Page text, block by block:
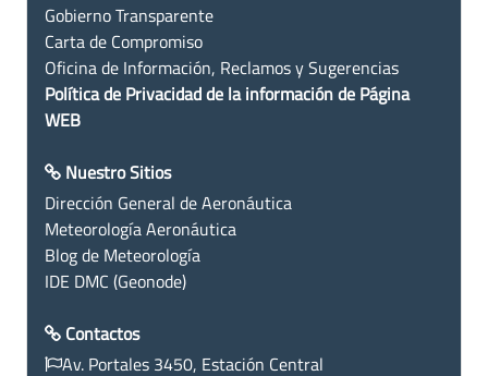
Gobierno Transparente
Carta de Compromiso
Oficina de Información, Reclamos y Sugerencias
Política de Privacidad de la información de Página
WEB
Nuestro Sitios
Dirección General de Aeronáutica
Meteorología Aeronáutica
Blog de Meteorología
IDE DMC (Geonode)
Contactos
Av. Portales 3450, Estación Central